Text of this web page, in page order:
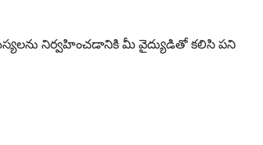
నిర్వహించడానికి మీ వైద్యుడితో కలిసి పని